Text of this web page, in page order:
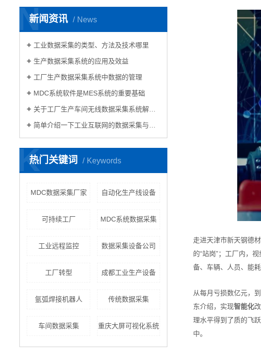
新闻资讯 News
N
工业数据采集的类型、方法及技术哪里
生产数据采集系统的应用及效益
工厂生产数据采集系统中数据的管理
MDC系统软件是MES系统的重要基础
关于工厂生产车间无线数据采集系统解决方案
简单介绍一下工业互联网的数据采集与控制
热门关键词 Keywords
K
MDC数据采集厂家 自动化生产线设备
可持续工厂 MDC系统数据采集
工业远程监控 数据采集设备公司
工厂转型 成都工业生产设备
氩弧焊接机器人 传统数据采集
车间数据采集 重庆大屏可视化系统
走进天津市新天钢德
的“站岗”；工厂内，
备、车辆、人员、能
从每月亏损数亿元，
东介绍，实现智能化
理水平得到了质的飞
中。